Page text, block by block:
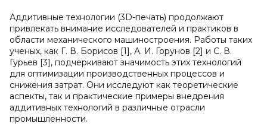
Аддитивные технологии (3D-печать) продолжают
привлекать внимание исследователей и практиков в
области механического машиностроения. Работы таких
ученых, как Г. В. Борисов [1], А. И. Горунов [2] и С. В.
Гурьев [3], подчеркивают значимость этих технологий
для оптимизации производственных процессов и
снижения затрат. Они исследуют как теоретические
аспекты, так и практические примеры внедрения
аддитивных технологий в различные отрасли
промышленности.